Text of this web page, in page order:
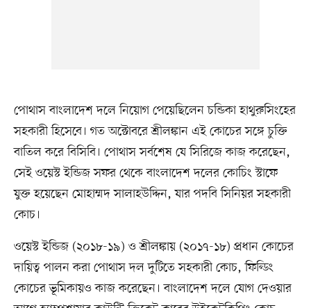
পোথাস বাংলাদেশ দলে নিয়োগ পেয়েছিলেন চন্ডিকা হাথুরুসিংহের
সহকারী হিসেবে। গত অক্টোবরে শ্রীলঙ্কান এই কোচের সঙ্গে চুক্তি
বাতিল করে বিসিবি। পোথাস সর্বশেষ যে সিরিজে কাজ করেছেন,
সেই ওয়েস্ট ইন্ডিজ সফর থেকে বাংলাদেশ দলের কোচিং স্টাফে
যুক্ত হয়েছেন মোহাম্মদ সালাহউদ্দিন, যার পদবি সিনিয়র সহকারী
কোচ।
ওয়েস্ট ইন্ডিজ (২০১৮-১৯) ও শ্রীলঙ্কায় (২০১৭-১৮) প্রধান কোচের
দায়িত্ব পালন করা পোথাস দল দুটিতে সহকারী কোচ, ফিল্ডিং
কোচের ভূমিকায়ও কাজ করেছেন। বাংলাদেশ দলে যোগ দেওয়ার